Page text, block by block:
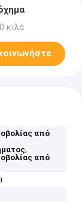
κιλά
από
,
από